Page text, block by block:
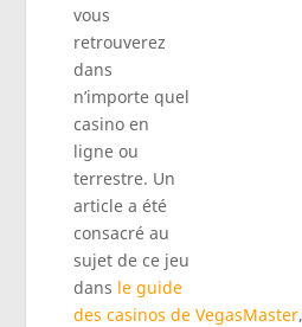
vous
retrouverez
dans
n’importe quel
casino en
ligne ou
terrestre. Un
article a été
consacré au
sujet de ce jeu
dans le guide
des casinos de VegasMaster